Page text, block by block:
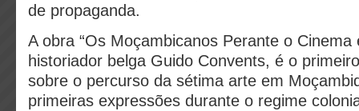
de propaganda.
A obra “Os Moçambicanos Perante o Cinema
historiador belga Guido Convents, é o
sobre o percurso da sétima arte em
primeiras expressões durante o regime